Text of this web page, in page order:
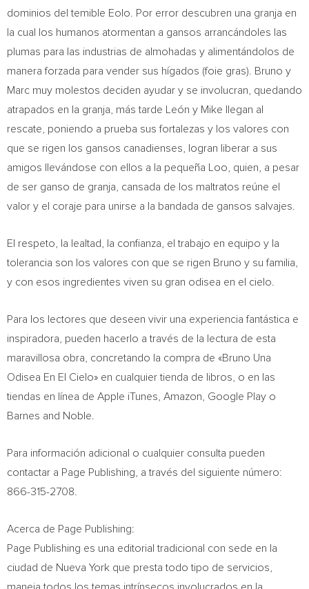
dominios del temible Eolo. Por error descubren una granja en
la cual los humanos atormentan a gansos arrancándoles las
plumas para las industrias de almohadas y alimentándolos de
manera forzada para vender sus hígados (foie gras). Bruno y
Marc muy molestos deciden ayudar y se involucran, quedando
atrapados en la granja, más tarde León y Mike llegan al
rescate, poniendo a prueba sus fortalezas y los valores con
que se rigen los gansos canadienses, logran liberar a sus
amigos llevándose con ellos a la pequeña Loo, quien, a pesar
de ser ganso de granja, cansada de los maltratos reúne el
valor y el coraje para unirse a la bandada de gansos salvajes.
El respeto, la lealtad, la confianza, el trabajo en equipo y la
tolerancia son los valores con que se rigen Bruno y su familia,
y con esos ingredientes viven su gran odisea en el cielo.
Para los lectores que deseen vivir una experiencia fantástica e
inspiradora, pueden hacerlo a través de la lectura de esta
maravillosa obra, concretando la compra de «Bruno Una
Odisea En El Cielo» en cualquier tienda de libros, o en las
tiendas en línea de Apple iTunes, Amazon, Google Play o
Barnes and Noble.
Para información adicional o cualquier consulta pueden
contactar a Page Publishing, a través del siguiente número:
866-315-2708.
Acerca de Page Publishing:
Page Publishing es una editorial tradicional con sede en la
ciudad de Nueva York que presta todo tipo de servicios,